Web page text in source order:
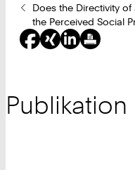
Sie
sind
hier:
Does the Directivity
the Perceived Social
Publikation